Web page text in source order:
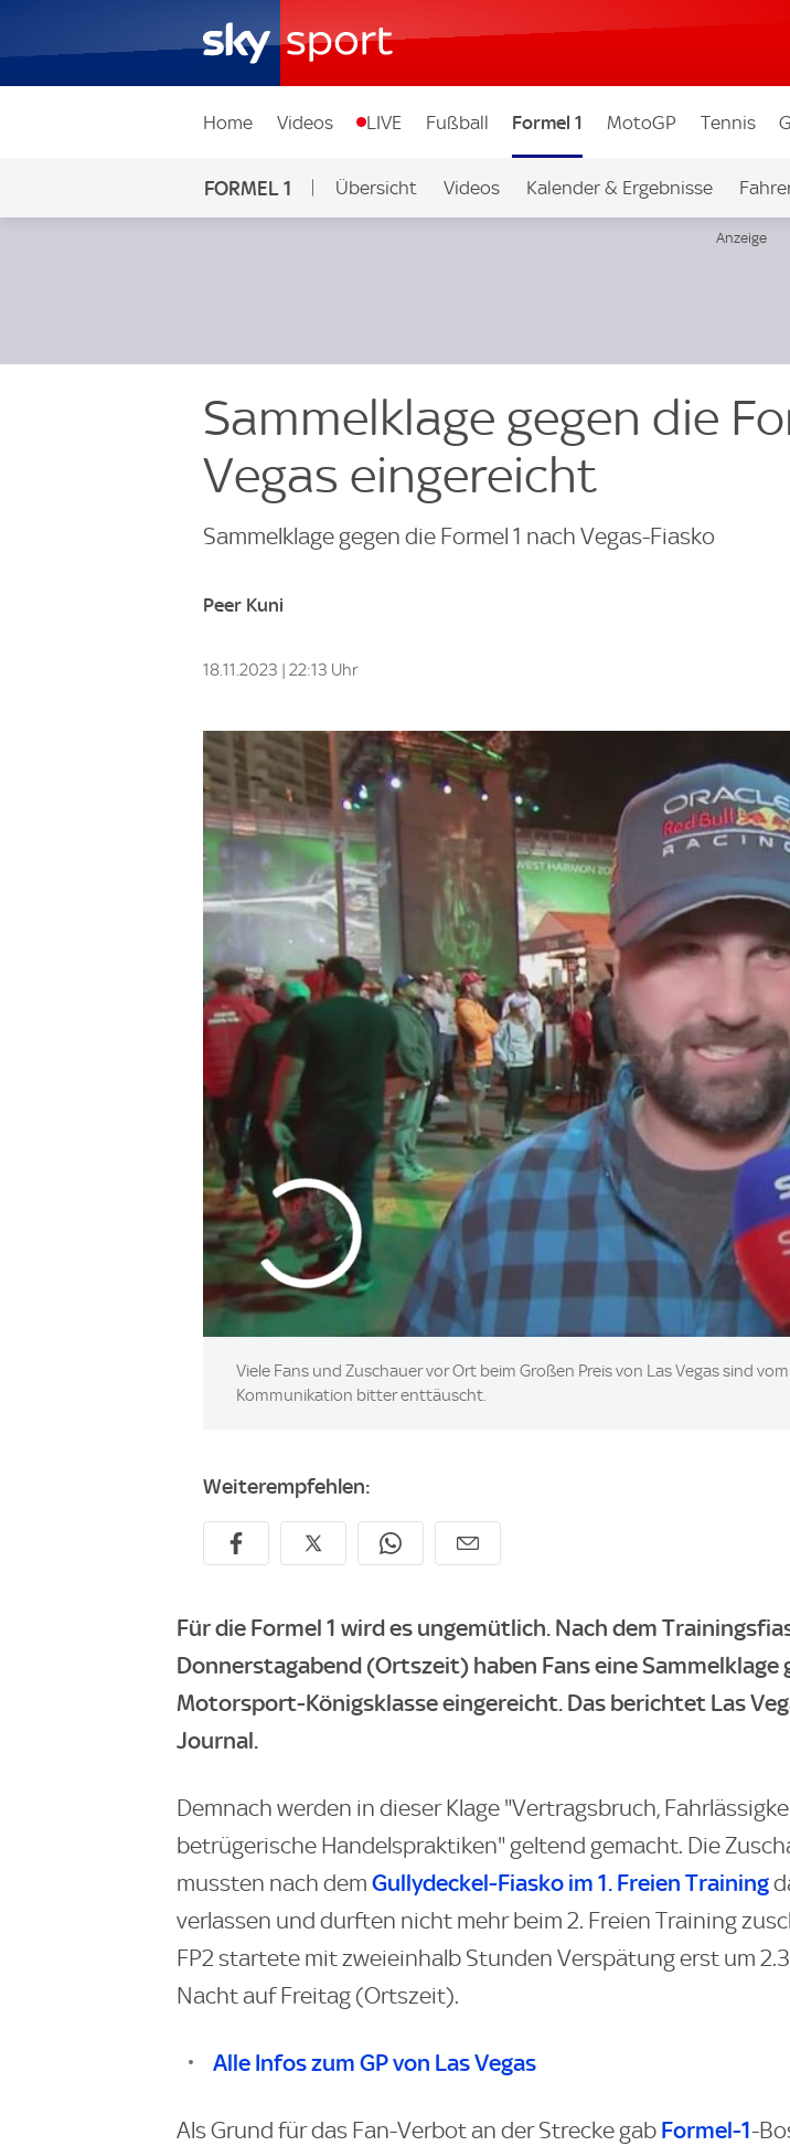
Home Videos LIVE Fußball Formel 1 MotoGP Tennis
FORMEL 1 Übersicht Videos Kalender & Ergebnisse
Sammelklage gegen die
Vegas eingereicht
Sammelklage gegen die Formel 1 nach Vegas-Fiasko
Peer Kuni
18.11.2023 | 22:13 Uhr
Viele Fans und Zuschauer vor Ort beim Großen Preis von Las Vegas sind
Kommunikation bitter enttäuscht.
Weiterempfehlen:
Für die Formel 1 wird es ungemütlich. Nach dem
Donnerstagabend (Ortszeit) haben Fans eine Sammelklage
Motorsport-Königsklasse eingereicht. Das berichtet Las
Journal.
Demnach werden in dieser Klage "Vertragsbruch,
betrügerische Handelspraktiken" geltend gemacht. Die
mussten nach dem Gullydeckel-Fiasko im 1. Freien Training
verlassen und durften nicht mehr beim 2. Freien Training
FP2 startete mit zweieinhalb Stunden Verspätung erst um
Nacht auf Freitag (Ortszeit).
Alle Infos zum GP von Las Vegas
Als Grund für das Fan-Verbot an der Strecke gab Formel-1-